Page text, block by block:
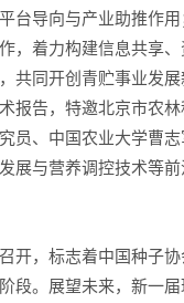
台导向与产业助推作
，着力构建信息共享
共同开创青贮事业发
报告，特邀北京市农
员、中国农业大学曹
展与营养调控技术等
开，标志着中国种子
段。展望未来，新一